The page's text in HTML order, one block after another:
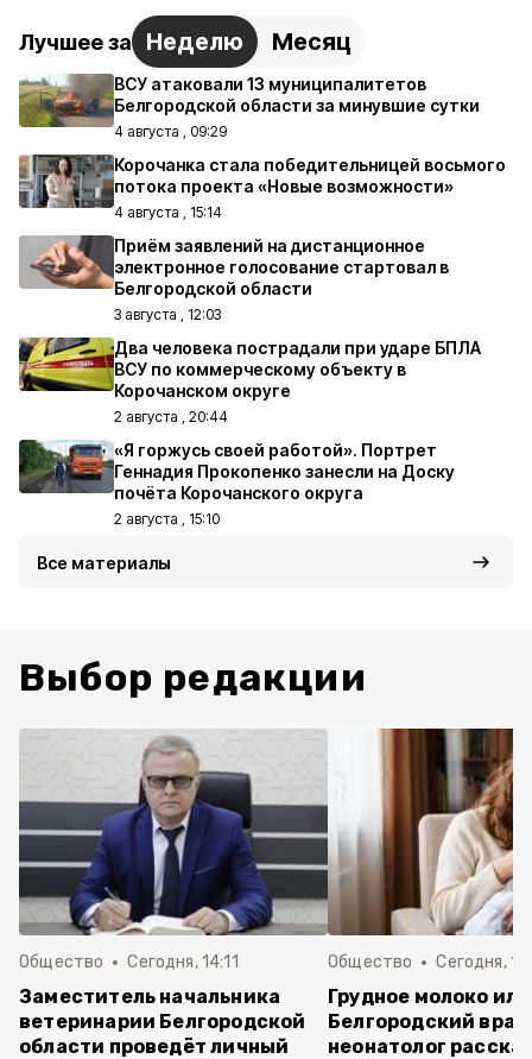
Лучшее за Неделю Месяц
ВСУ атаковали 13 муниципалитетов
Белгородской области за минувшие сутки
4 августа , 09:29
Корочанка стала победительницей восьмого
потока проекта «Новые возможности»
4 августа , 15:14
Приём заявлений на дистанционное
электронное голосование стартовал в
Белгородской области
3 августа , 12:03
Два человека пострадали при ударе БПЛА
ВСУ по коммерческому объекту в
Корочанском округе
2 августа , 20:44
«Я горжусь своей работой». Портрет
Геннадия Прокопенко занесли на Доску
почёта Корочанского округа
2 августа , 15:10
Все материалы
Выбор редакции
Общество Сегодня, 14:11
Заместитель начальника
ветеринарии Белгородской
области проведёт личный
Общество Сегодня,
Грудное молоко
Белгородский
неонатолог